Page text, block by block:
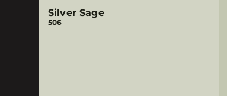
Silver Sage
506